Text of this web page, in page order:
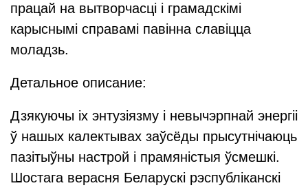
працай на вытворчасці і грамадскімі
карыснымі справамі павінна славіцца
моладзь.
Детальное описание:
Дзякуючы іх энтузіязму і невычэрпнай энергіі
ў нашых калектывах заўсёды прысутнічаюць
пазітыўны настрой і прамяністыя ўсмешкі.
Шостага верасня Беларускі рэспубліканскі